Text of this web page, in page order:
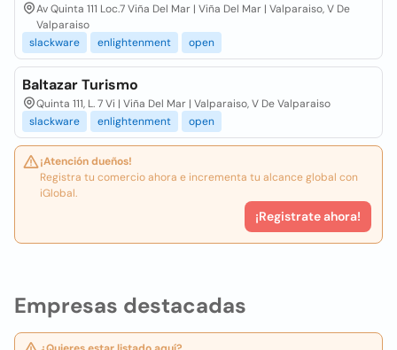
Empresas destacadas
Av Quinta 111 Loc.7 Viña Del Mar | Viña Del Mar | Valparaiso, V De
Valparaiso
slackware
enlightenment open
Baltazar Turismo
Quinta 111, L. 7 Vi | Viña Del Mar | Valparaiso, V De Valparaiso
slackware
enlightenment open
¡Atención dueños!
Registra tu comercio ahora e incrementa tu alcance global con
iGlobal.
¡Registrate ahora!